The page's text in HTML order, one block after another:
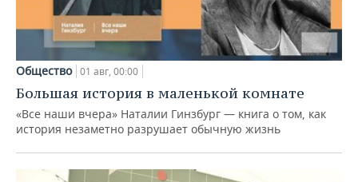
Общество 01 авг, 00:00
Большая история в маленькой комнате
«Все наши вчера» Наталии Гинзбург — книга о том, как
история незаметно разрушает обычную жизнь